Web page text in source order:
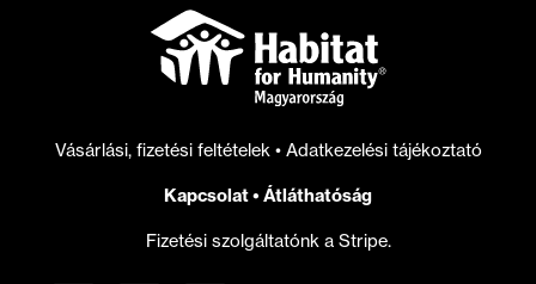
Vásárlási, fizetési feltételek • Adatkezelési tájékoztató
Kapcsolat• Átláthatóság
Fizetési szolgáltatónk a Stripe.